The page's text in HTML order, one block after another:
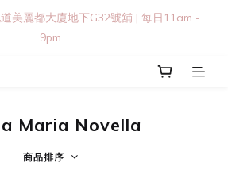
美麗都大廈地下G32號舖 | 每日11am -
9pm
Maria Novella
商品排序